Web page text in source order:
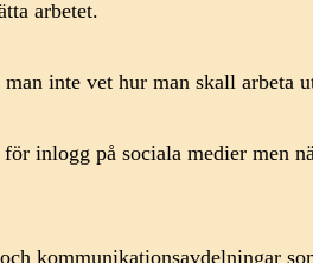
arbetet.
inte vet hur man skall
inlogg på sociala medier men
kommunikationsavdelningar